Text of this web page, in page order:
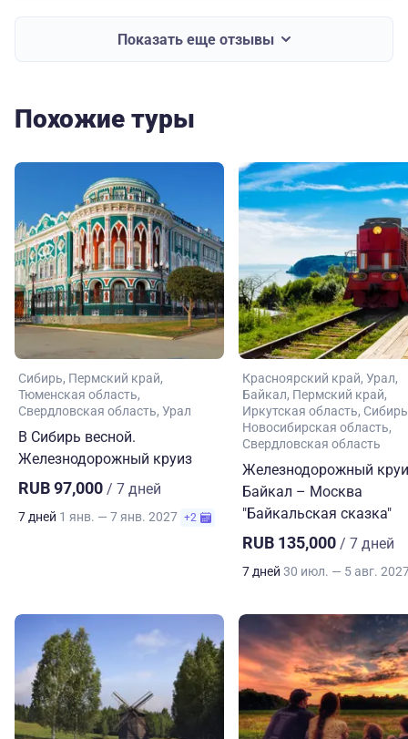
Показать еще отзывы
Похожие туры
Сибирь Пермский край
Тюменская область
Свердловская область Урал
В Сибирь весной.
Железнодорожный круиз
RUB 97,000 / 7 дней
7 дней 1 янв. — 7 янв. 2027 +2
Красноярский край Урал
Байкал Пермский край
Иркутская область Сибирь
Новосибирская область
Свердловская область
Железнодорожный
Байкал – Москва
"Байкальская сказка"
RUB 135,000 / 7 дней
7 дней 30 июл. — 5 авг.